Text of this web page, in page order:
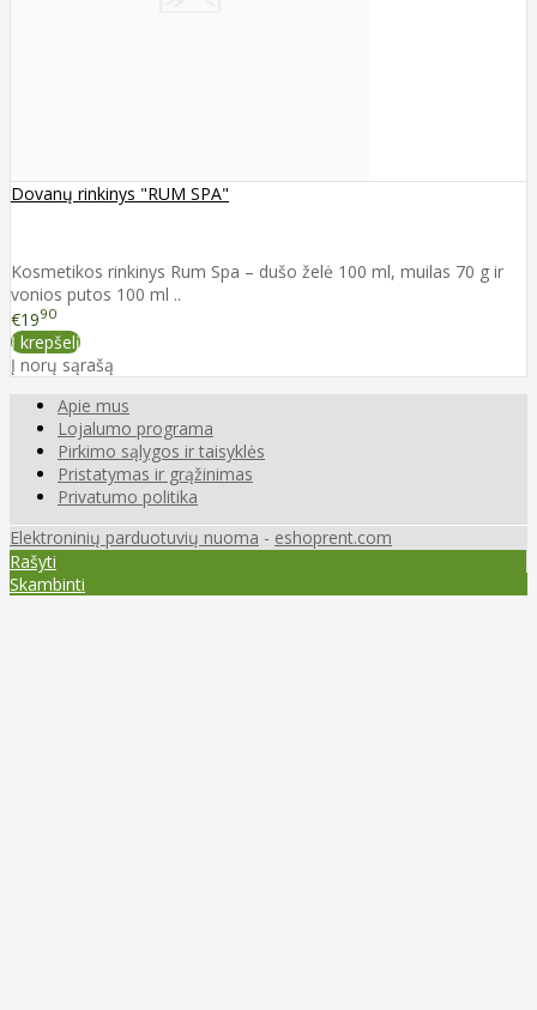
Dovanų rinkinys "RUM SPA"
Kosmetikos rinkinys Rum Spa – dušo želė 100 ml, muilas 70 g ir
vonios putos 100 ml ..
€1990
Į krepšelį
Į norų sąrašą
Apie mus
Lojalumo programa
Pirkimo sąlygos ir taisyklės
Pristatymas ir grąžinimas
Privatumo politika
Elektroninių parduotuvių nuoma - eshoprent.com
Rašyti
Skambinti